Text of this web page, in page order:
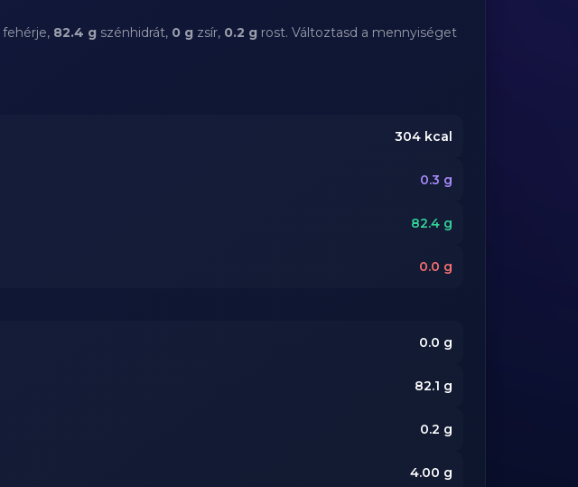
fehérje, 82.4 g szénhidrát, 0 g zsír, 0.2 g rost. Változtasd a mennyiséget
304 kcal
0.3 g
82.4 g
0.0 g
0.0 g
82.1 g
0.2 g
4.00 g